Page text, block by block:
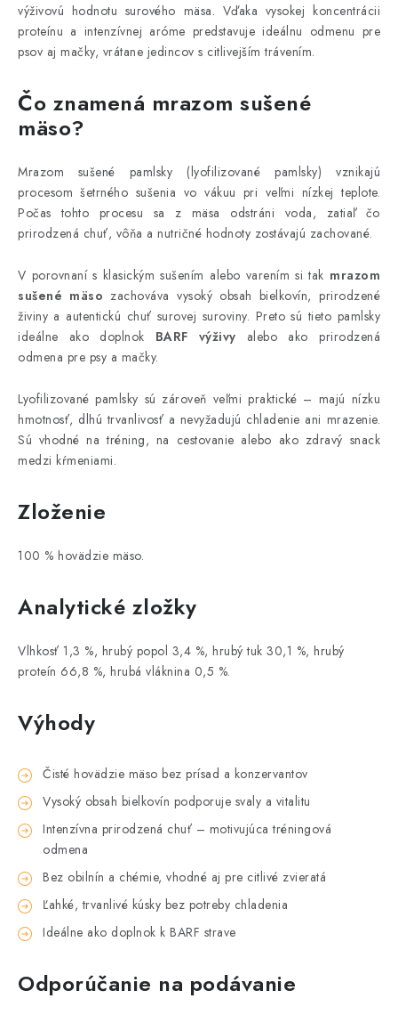
výživovú hodnotu surového mäsa. Vďaka vysokej koncentrácii
proteínu a intenzívnej aróme predstavuje ideálnu odmenu pre
psov aj mačky, vrátane jedincov s citlivejším trávením.
Čo znamená mrazom sušené
mäso?
Mrazom sušené pamlsky (lyofilizované pamlsky) vznikajú
procesom šetrného sušenia vo vákuu pri veľmi nízkej teplote.
Počas tohto procesu sa z mäsa odstráni voda, zatiaľ čo
prirodzená chuť, vôňa a nutričné hodnoty zostávajú zachované.
V porovnaní s klasickým sušením alebo varením si tak mrazom
sušené mäso zachováva vysoký obsah bielkovín, prirodzené
živiny a autentickú chuť surovej suroviny. Preto sú tieto pamlsky
ideálne ako doplnok BARF výživy alebo ako prirodzená
odmena pre psy a mačky.
Lyofilizované pamlsky sú zároveň veľmi praktické – majú nízku
hmotnosť, dlhú trvanlivosť a nevyžadujú chladenie ani mrazenie.
Sú vhodné na tréning, na cestovanie alebo ako zdravý snack
medzi kŕmeniami.
Zloženie
100 % hovädzie mäso.
Analytické zložky
Vlhkosť 1,3 %, hrubý popol 3,4 %, hrubý tuk 30,1 %, hrubý
proteín 66,8 %, hrubá vláknina 0,5 %.
Výhody
Čisté hovädzie mäso bez prísad a konzervantov
Vysoký obsah bielkovín podporuje svaly a vitalitu
Intenzívna prirodzená chuť – motivujúca tréningová
odmena
Bez obilnín a chémie, vhodné aj pre citlivé zvieratá
Ľahké, trvanlivé kúsky bez potreby chladenia
Ideálne ako doplnok k BARF strave
Odporúčanie na podávanie